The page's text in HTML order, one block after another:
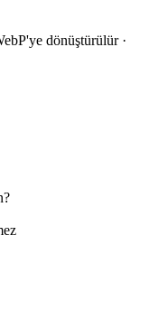
dönüştürülür ·